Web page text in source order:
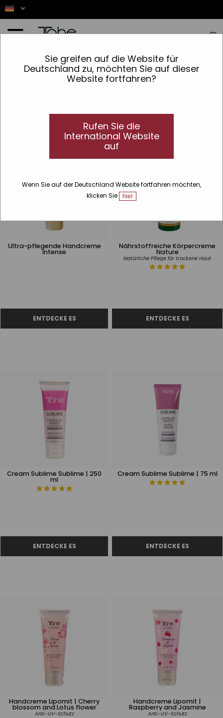
Sie greifen auf die Website für
Deutschland zu, möchten Sie auf dieser
Website fortfahren?
Rufen Sie die
International Website
auf
Wenn Sie auf der Deutschland Website fortfahren möchten,
klicken Sie
hier
»Körper»Hydrat
Körpercremes für Körper, Hände und Füße.
Ultra-pflegende Handcreme
Intense
Nährstoffreiche Körpercreme
Nature
Natürliche Pflege für trockene Haut
Cream Sublime Sublime | 250
ml
Cream Sublime Sublime | 75 ml
Handcreme Lipomit | Cherry
blossom and Lotus flower
Anti-UV-Schutz
Handcreme Lipomit |
Raspberry and Jasmine
Anti-UV-Schutz